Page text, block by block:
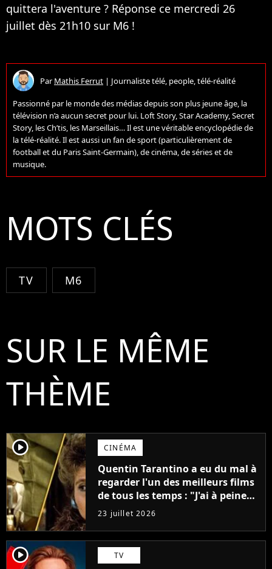
quittera l'aventure ? Réponse ce mercredi 26
juillet dès 21h10 sur M6 !
ParMathis Ferrut | Journaliste télé, people, télé-réalité
Passionné par le monde des médias depuis son plus jeune âge, la
télévision n’a aucun secret pour lui. Loft Story, Star Academy, Secret
Story, les Ch’tis, les Marseillais… Il est une véritable encyclopédie de
la télé-réalité. Il est aussi un fan de sport (particulièrement de
football et du Paris Saint-Germain), de cinéma, de séries et de
musique.
MOTS CLÉS
TV M6
SUR LE MÊME
THÈME
player2 CINÉMA
Quentin Tarantino a eu du mal à
regarder l'un des meilleurs films
de tous les temps : "J'ai à peine
réussi à aller jusqu'au générique
de fin"
23 juillet 2026
player2 TV